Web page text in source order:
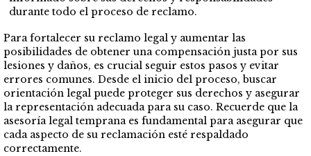
durante todo el proceso de reclamo.
Para fortalecer su reclamo legal y aumentar las
posibilidades de obtener una compensación justa por sus
lesiones y daños, es crucial seguir estos pasos y evitar
errores comunes. Desde el inicio del proceso, buscar
orientación legal puede proteger sus derechos y asegurar
la representación adecuada para su caso. Recuerde que la
asesoría legal temprana es fundamental para asegurar que
cada aspecto de su reclamación esté respaldado
correctamente.